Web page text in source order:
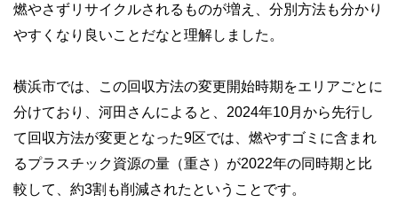
燃やさずリサイクルされるものが増え、分別方法も分かり
やすくなり良いことだなと理解しました。
横浜市では、この回収方法の変更開始時期をエリアごとに
分けており、河田さんによると、2024年10月から先行し
て回収方法が変更となった9区では、燃やすゴミに含まれ
るプラスチック資源の量（重さ）が2022年の同時期と比
較して、約3割も削減されたということです。